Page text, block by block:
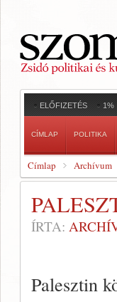
ELŐFIZETÉS 1%
CÍMLAP POLITIKA
Címlap Archívum
ÍRTA:
Palesztin